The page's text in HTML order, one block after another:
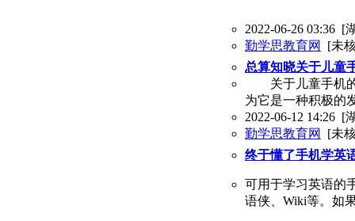
2022-06-26 03:36 [
勤学思教育网
[未
总算知晓关于儿童
关于儿童手机的
为它是一种积极的
2022-06-12 14:26 [
勤学思教育网
[未
终于懂了手机学英
可用于学习英语的
语侠、Wiki等。如